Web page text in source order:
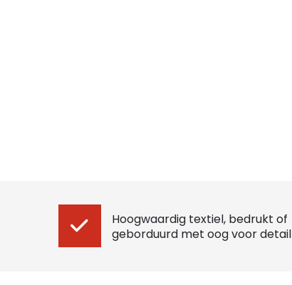
Hoogwaardig textiel, bedrukt of
geborduurd met oog voor detail